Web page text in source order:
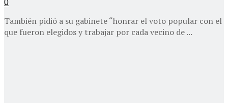
0
También pidió a su gabinete “honrar el voto popular con el
que fueron elegidos y trabajar por cada vecino de ...